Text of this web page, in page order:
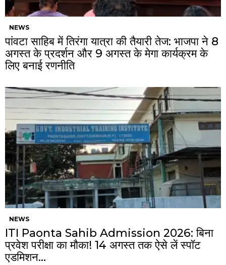
NEWS
पांवटा साहिब में तिरंगा यात्रा की तैयारी तेज: भाजपा ने 8
अगस्त के प्रदर्शन और 9 अगस्त के मेगा कार्यक्रम के
लिए बनाई रणनीति
NEWS
ITI Paonta Sahib Admission 2026: बिना
प्रवेश परीक्षा का मौका! 14 अगस्त तक ऐसे लें स्पॉट
एडमिशन…